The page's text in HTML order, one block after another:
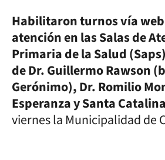
Habilitaron turnos vía
atención en las Salas de
Primaria de la Salud
de Dr. Guillermo Rawson
Gerónimo), Dr. Romilio
Esperanza y Santa
viernes la Municipalidad de